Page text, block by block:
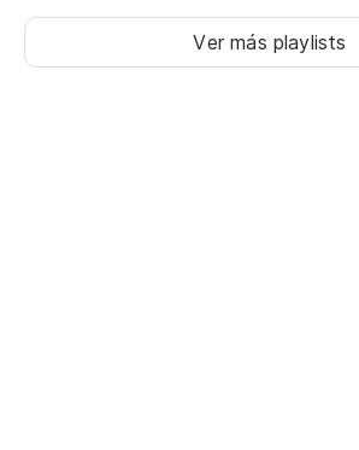
Ver más playlists